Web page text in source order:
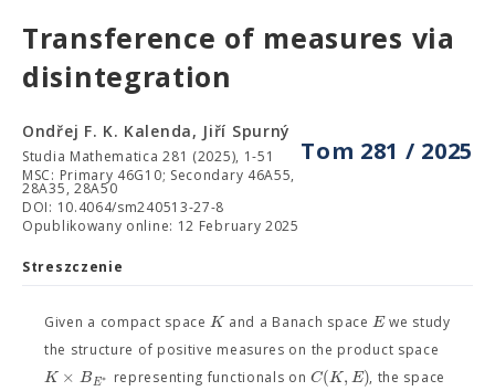
Transference of measures via
disintegration
Tom 281 / 2025
Ondřej F. K. Kalenda, Jiří Spurný
Studia Mathematica 281 (2025), 1-51
MSC: Primary 46G10; Secondary 46A55,
28A35, 28A50
DOI: 10.4064/sm240513-27-8
Opublikowany online: 12 February 2025
Streszczenie
Given a compact spaceK and a Banach spaceEwe study
the structure of positive measures on the product space
K × BE∗ representing functionals onC(K,E), the space